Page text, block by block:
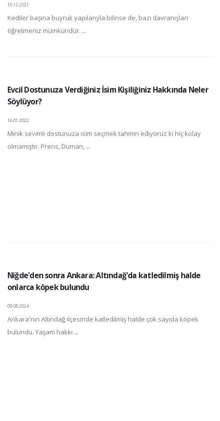
10.12.2021
Kediler başına buyruk yapılarıyla bilinse de, bazı davranışları
öğretmeniz mümkündür. ...
Evcil Dostunuza Verdiğiniz İsim Kişiliğiniz Hakkında Neler
Söylüyor?
16.01.2022
Minik sevimli dostunuza isim seçmek tahmin ediyoruz ki hiç kolay
olmamıştır. Prens, Duman, ...
Niğde'den sonra Ankara: Altındağ'da katledilmiş halde
onlarca köpek bulundu
09.08.2024
Ankara'nın Altındağ ilçesinde katledilmiş halde çok sayıda köpek
bulundu. Yaşam hakkı ...